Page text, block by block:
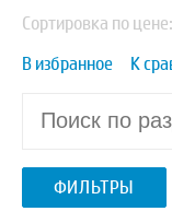
Сортировка по цене:
В избранное
К
ФИЛЬТРЫ